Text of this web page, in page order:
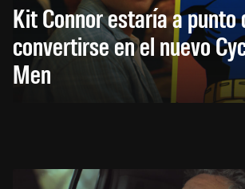
Kit Connor estaría a punto
convertirse en el nuevo
Men